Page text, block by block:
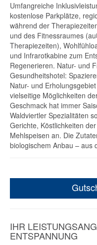
Umfangreiche
kostenlose Parkplätze,
während der
und des Fitnessraumes
Therapiezeiten),
und Infrarotkabine zum
Regenerieren. Natur- und
Gesundheitshotel:
Natur- und
vielseitige Möglichkeiten
Geschmack hat immer
Waldviertler Spezialitäten
Gerichte, Köstlichkeiten
Mehlspeisen an. Die
biologischem Anbau – aus
IHR
ENTSPANNUNG